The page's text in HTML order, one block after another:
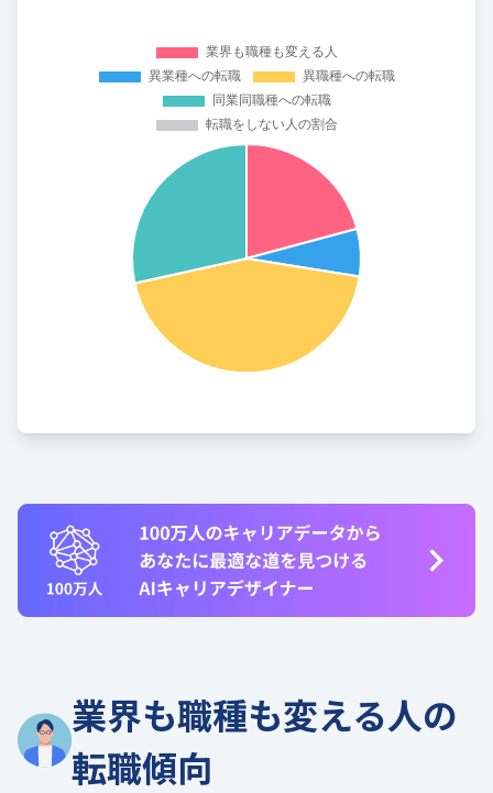
業界も職種も変える人の
転職傾向